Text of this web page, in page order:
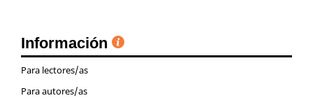
Información
Para lectores/as
Para autores/as